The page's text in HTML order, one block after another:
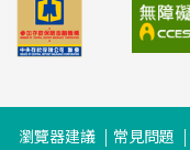
瀏覽器建議 常見問題